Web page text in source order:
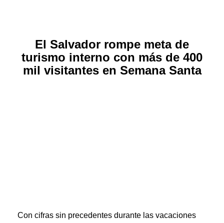
El Salvador rompe meta de
turismo interno con más de 400
mil visitantes en Semana Santa
Con cifras sin precedentes durante las vacaciones